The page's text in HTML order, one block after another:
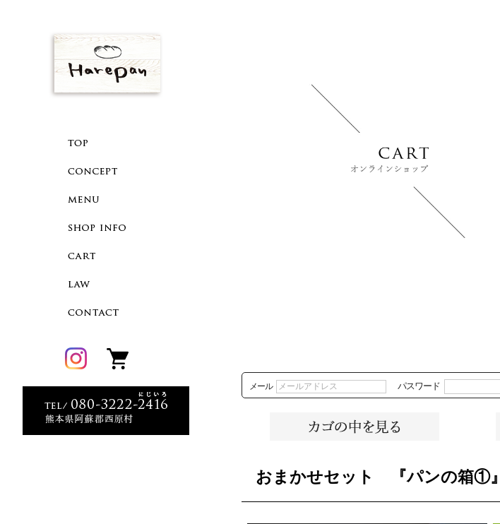
メール パスワード
おまかせセット 『パンの箱①』